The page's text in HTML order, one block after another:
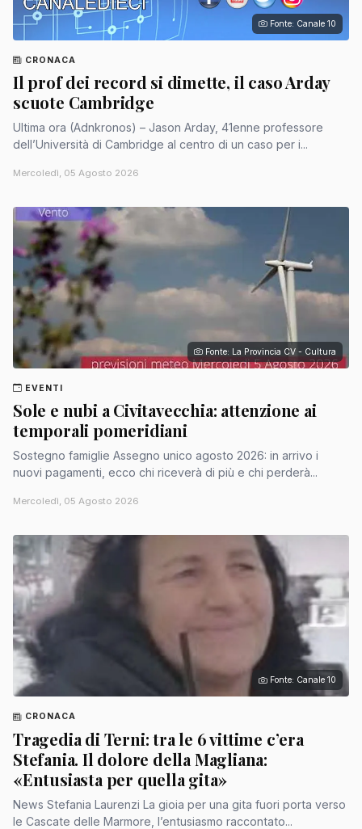
Fonte: Canale 10
CRONACA
Il prof dei record si dimette, il caso Arday
scuote Cambridge
Ultima ora (Adnkronos) – Jason Arday, 41enne professore
dell’Università di Cambridge al centro di un caso per i...
Mercoledì, 05 Agosto 2026
Fonte: La Provincia CV - Cultura
EVENTI
Sole e nubi a Civitavecchia: attenzione ai
temporali pomeridiani
Sostegno famiglie Assegno unico agosto 2026: in arrivo i
nuovi pagamenti, ecco chi riceverà di più e chi perderà...
Mercoledì, 05 Agosto 2026
Fonte: Canale 10
CRONACA
Tragedia di Terni: tra le 6 vittime c’era
Stefania. Il dolore della Magliana:
«Entusiasta per quella gita»
News Stefania Laurenzi La gioia per una gita fuori porta verso
le Cascate delle Marmore, l’entusiasmo raccontato...